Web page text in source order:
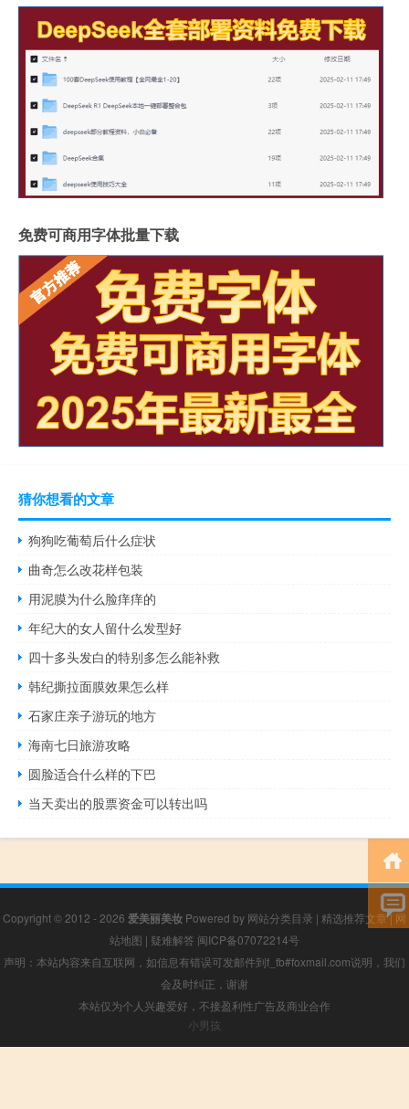
免费可商用字体批量下载
猜你想看的文章
狗狗吃葡萄后什么症状
曲奇怎么改花样包装
用泥膜为什么脸痒痒的
年纪大的女人留什么发型好
四十多头发白的特别多怎么能补救
韩纪撕拉面膜效果怎么样
石家庄亲子游玩的地方
海南七日旅游攻略
圆脸适合什么样的下巴
当天卖出的股票资金可以转出吗
Copyright © 2012 - 2026 爱美丽美妆 Powered by 网站分类目录 | 精选推荐文章|网
站地图 | 疑难解答 闽ICP备07072214号
声明：本站内容来自互联网，如信息有错误可发邮件到f_fb#foxmail.com说明，我们
会及时纠正，谢谢
本站仅为个人兴趣爱好，不接盈利性广告及商业合作
小男孩